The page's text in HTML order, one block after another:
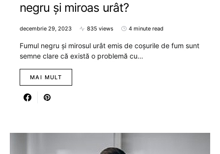
negru și miroas urât?
decembrie 29, 2023 835 views 4 minute read
Fumul negru și mirosul urât emis de coșurile de fum sunt
semne clare că există o problemă cu…
MAI MULT